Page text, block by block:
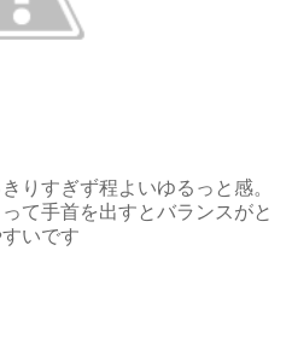
りすぎず程よいゆるっと感。
て手首を出すとバランスがと
すいです